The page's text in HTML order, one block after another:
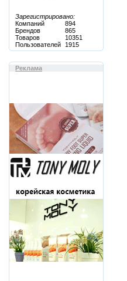
Зарегистрировано:
Компаний
894
Брендов
865
Товаров
10351
Пользователей
1915
Реклама